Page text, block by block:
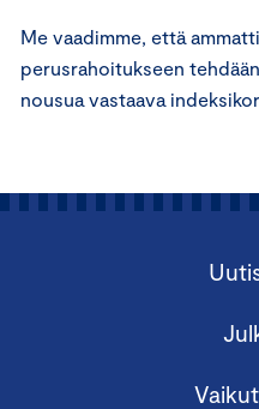
Me vaadimme, että
perusrahoitukseen
nousua vastaava